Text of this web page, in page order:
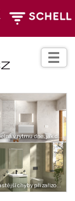
Koupelna v rytmu dne: jak design ovlivňuje naši energii i odpočinek
Nejčastější chyby při zařizování koupelny. Na co si dát pozor?